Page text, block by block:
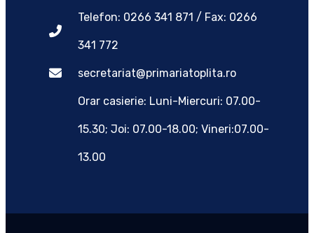
Telefon: 0266 341 871 / Fax: 0266
341 772
secretariat@primariatoplita.ro
Orar casierie: Luni-Miercuri: 07.00-
15.30; Joi: 07.00-18.00; Vineri:07.00-
13.00